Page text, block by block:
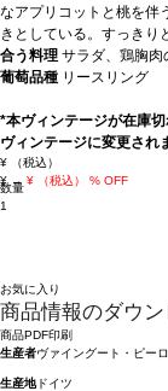
なアプリコットと桃を伴
きとしている。すっきり
合う料理 サラダ、鶏胸肉
葡萄品種 リースリング
*本ヴィンテージが在庫
ヴィンテージに変更され
¥
（税込）
¥ → ¥ （税込） % OFF
数量
1
お気に入り
商品情報のダウン
商品PDF印刷
生産者ヴァイングート・ピー
生産地ドイツ